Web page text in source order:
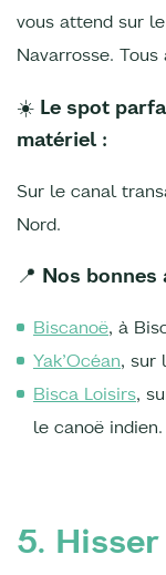
vous attend sur
Navarrosse. Tous
☀️ Le spot
matériel :
Sur le canal
Nord.
📍 Nos bonnes
Biscanoë, à
Yak’Océan, sur
Bisca Loisirs,
le canoë indien.
5.